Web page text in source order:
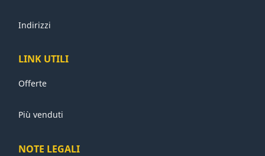
Indirizzi
LINK UTILI
Offerte
Più venduti
NOTE LEGALI